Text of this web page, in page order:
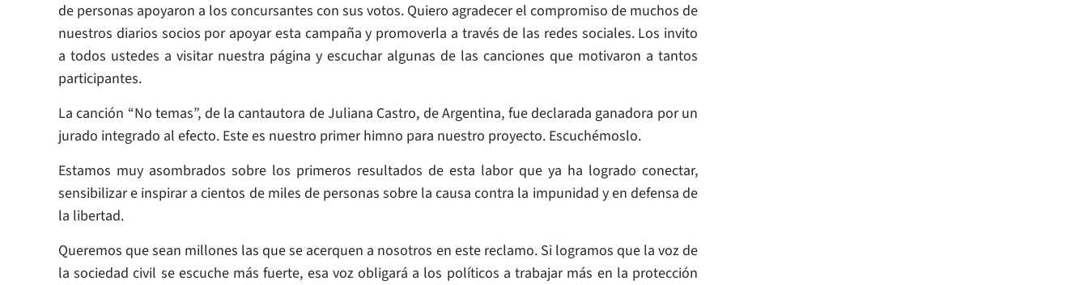
de personas apoyaron a los concursantes con sus votos. Quiero agradecer el compromiso de muchos de
nuestros diarios socios por apoyar esta campaña y promoverla a través de las redes sociales. Los invito
a todos ustedes a visitar nuestra página y escuchar algunas de las canciones que motivaron a tantos
participantes.
La canción “No temas”, de la cantautora de Juliana Castro, de Argentina, fue declarada ganadora por un
jurado integrado al efecto. Este es nuestro primer himno para nuestro proyecto. Escuchémoslo.
Estamos muy asombrados sobre los primeros resultados de esta labor que ya ha logrado conectar,
sensibilizar e inspirar a cientos de miles de personas sobre la causa contra la impunidad y en defensa de
la libertad.
Queremos que sean millones las que se acerquen a nosotros en este reclamo. Si logramos que la voz de
la sociedad civil se escuche más fuerte, esa voz obligará a los políticos a trabajar más en la protección